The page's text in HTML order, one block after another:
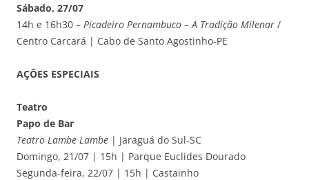
Sábado, 27/07
14h e 16h30 – Picadeiro Pernambuco – A Tradição Milenar /
Centro Carcará | Cabo de Santo Agostinho-PE
AÇÕES ESPECIAIS
Teatro
Papo de Bar
Teatro Lambe Lambe | Jaraguá do Sul-SC
Domingo, 21/07 | 15h | Parque Euclides Dourado
Segunda-feira, 22/07 | 15h | Castainho